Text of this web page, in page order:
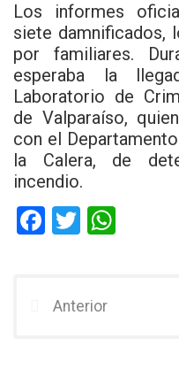
Los informes
siete damnificados,
por familiares.
esperaba la
Laboratorio de
de Valparaíso,
con el
la Calera, de
incendio.
F
b
T
er
Anterior